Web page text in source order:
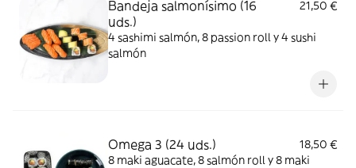
Bandeja salmonísimo (16
uds.)
21,50 €
4 sashimi salmón, 8 passion roll y 4 sushi
salmón
Omega 3 (24 uds.)
18,50 €
8 maki aguacate, 8 salmón roll y 8 maki